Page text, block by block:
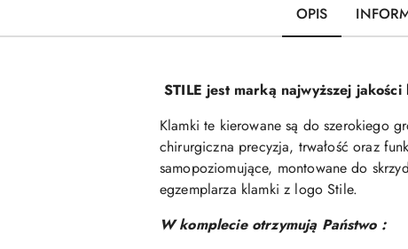
OPIS
STILE jest marką najwyższej jakości
Klamki te kierowane są do szerokiego
chirurgiczna precyzja, trwałość oraz
samopoziomujące, montowane do
egzemplarza klamki z logo Stile.
W komplecie otrzymują Państwo :